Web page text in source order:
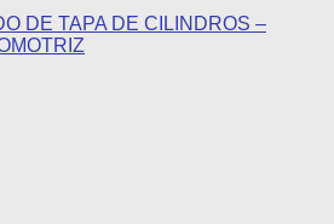
DE TAPA DE CILINDROS –